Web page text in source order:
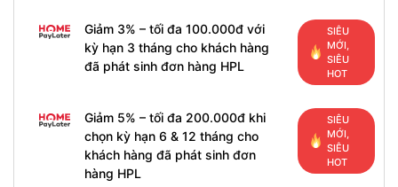
Giảm 3% – tối đa 100.000đ với
kỳ hạn 3 tháng cho khách hàng
đã phát sinh đơn hàng HPL
SIÊU
MỚI,
SIÊU
HOT
Giảm 5% – tối đa 200.000đ khi
chọn kỳ hạn 6 & 12 tháng cho
khách hàng đã phát sinh đơn
hàng HPL
SIÊU
MỚI,
SIÊU
HOT